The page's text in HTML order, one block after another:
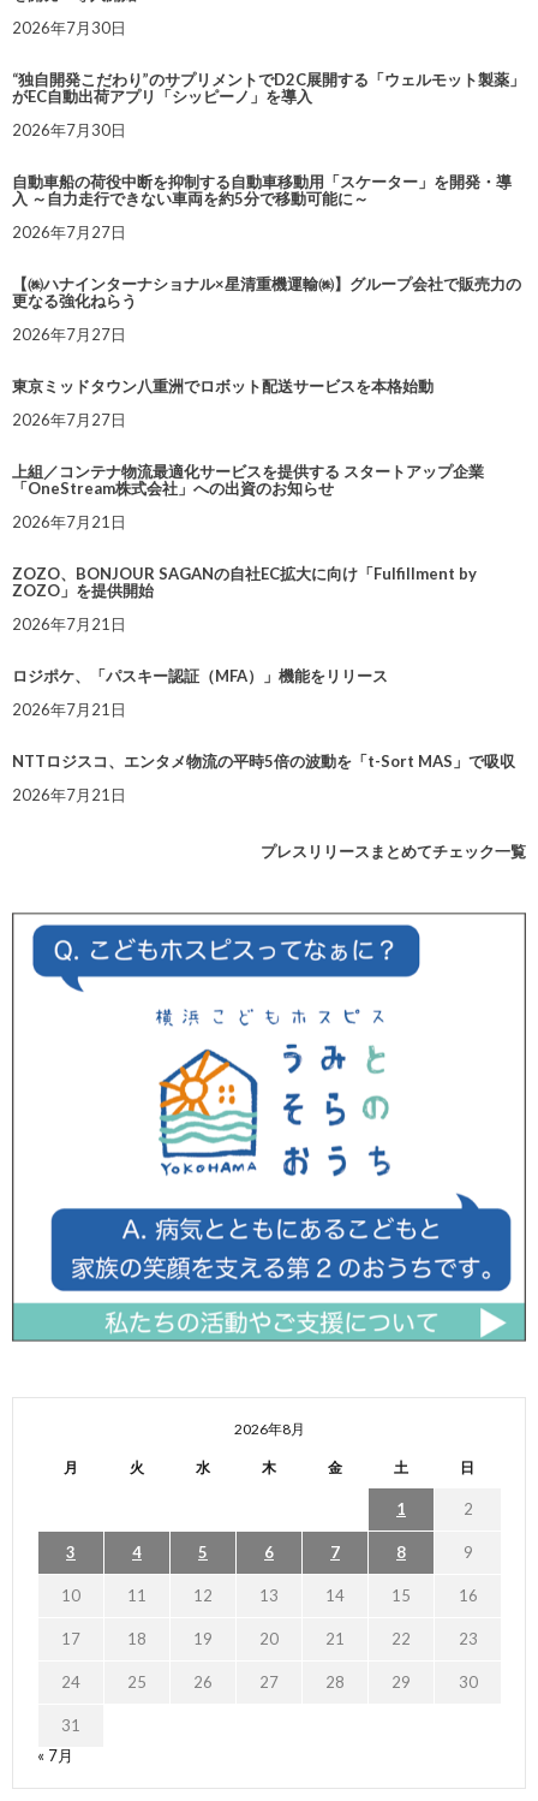
2026年7月30日
“独自開発こだわり”のサプリメントでD2C展開する「ウェルモット製薬」
がEC自動出荷アプリ「シッピーノ」を導入
2026年7月30日
自動車船の荷役中断を抑制する自動車移動用「スケーター」を開発・導
入 ～自力走行できない車両を約5分で移動可能に～
2026年7月27日
【㈱ハナインターナショナル×星清重機運輸㈱】グループ会社で販売力の
更なる強化ねらう
2026年7月27日
東京ミッドタウン八重洲でロボット配送サービスを本格始動
2026年7月27日
上組／コンテナ物流最適化サービスを提供する スタートアップ企業
「OneStream株式会社」への出資のお知らせ
2026年7月21日
ZOZO、BONJOUR SAGANの自社EC拡大に向け「Fulfillment by
ZOZO」を提供開始
2026年7月21日
ロジポケ、「パスキー認証（MFA）」機能をリリース
2026年7月21日
NTTロジスコ、エンタメ物流の平時5倍の波動を「t-Sort MAS」で吸収
2026年7月21日
プレスリリースまとめてチェック一覧
2026年8月
月 火 水 木 金 土 日
1 2
3 4 5 6 7 8 9
10 11 12 13 14 15 16
17 18 19 20 21 22 23
24 25 26 27 28 29 30
31
« 7月